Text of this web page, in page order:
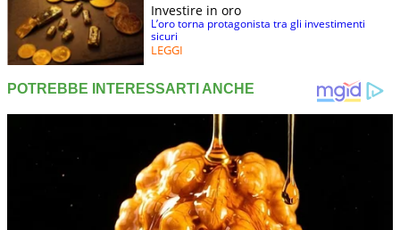
Investire in oro
L’oro torna protagonista tra gli investimenti
sicuri
LEGGI